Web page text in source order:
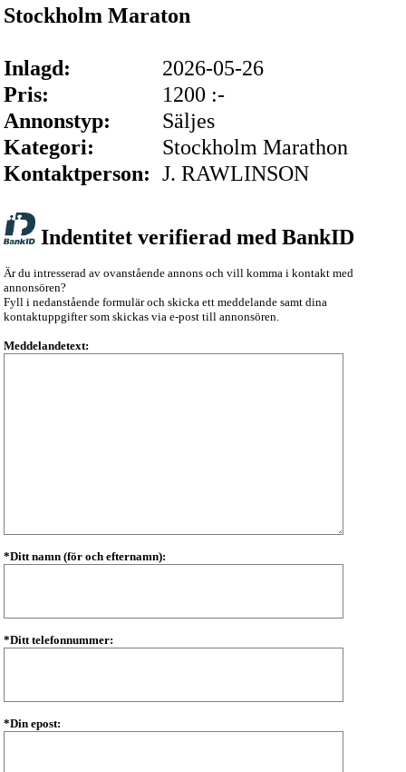
Stockholm Maraton
Inlagd:
2026-05-26
Pris:
1200 :-
Annonstyp:
Säljes
Kategori:
Stockholm Marathon
Kontaktperson: J. RAWLINSON
Indentitet verifierad med BankID
Är du intresserad av ovanstående annons och vill komma i kontakt med
annonsören?
Fyll i nedanstående formulär och skicka ett meddelande samt dina
kontaktuppgifter som skickas via e-post till annonsören.
Meddelandetext:
*Ditt namn (för och efternamn):
*Ditt telefonnummer:
*Din epost: